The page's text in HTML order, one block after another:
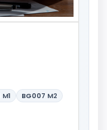
M1 BG007 M2